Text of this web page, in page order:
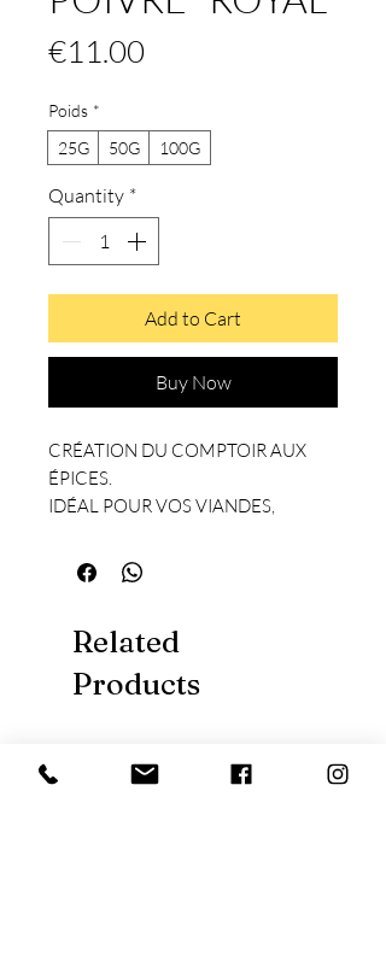
€11.00Price
Poids *
25G
50G 100G
Quantity *
Add to Cart
Buy Now
CRÉATION DU COMPTOIR AUX
ÉPICES.
IDÉAL POUR VOS VIANDES,
Recette :
Rougail saucisse
Related
Products
Nouveauté